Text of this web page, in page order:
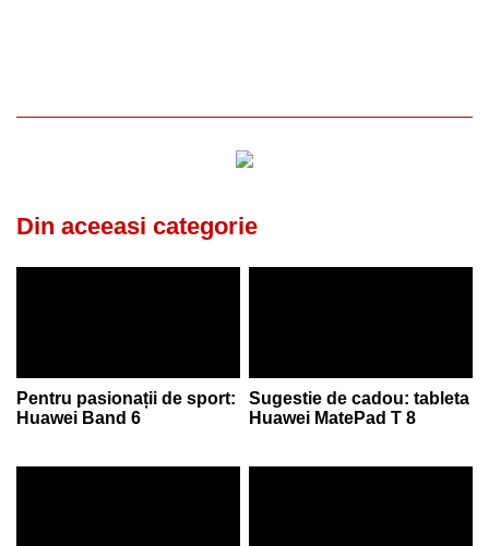
Din aceeasi categorie
Pentru pasionații de sport:
Huawei Band 6
Sugestie de cadou: tableta
Huawei MatePad T 8